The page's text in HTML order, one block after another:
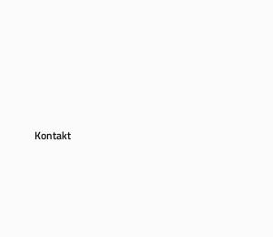
Kontakt